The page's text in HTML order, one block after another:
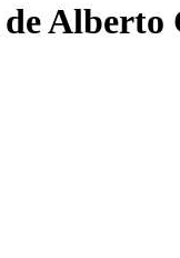
Alberto